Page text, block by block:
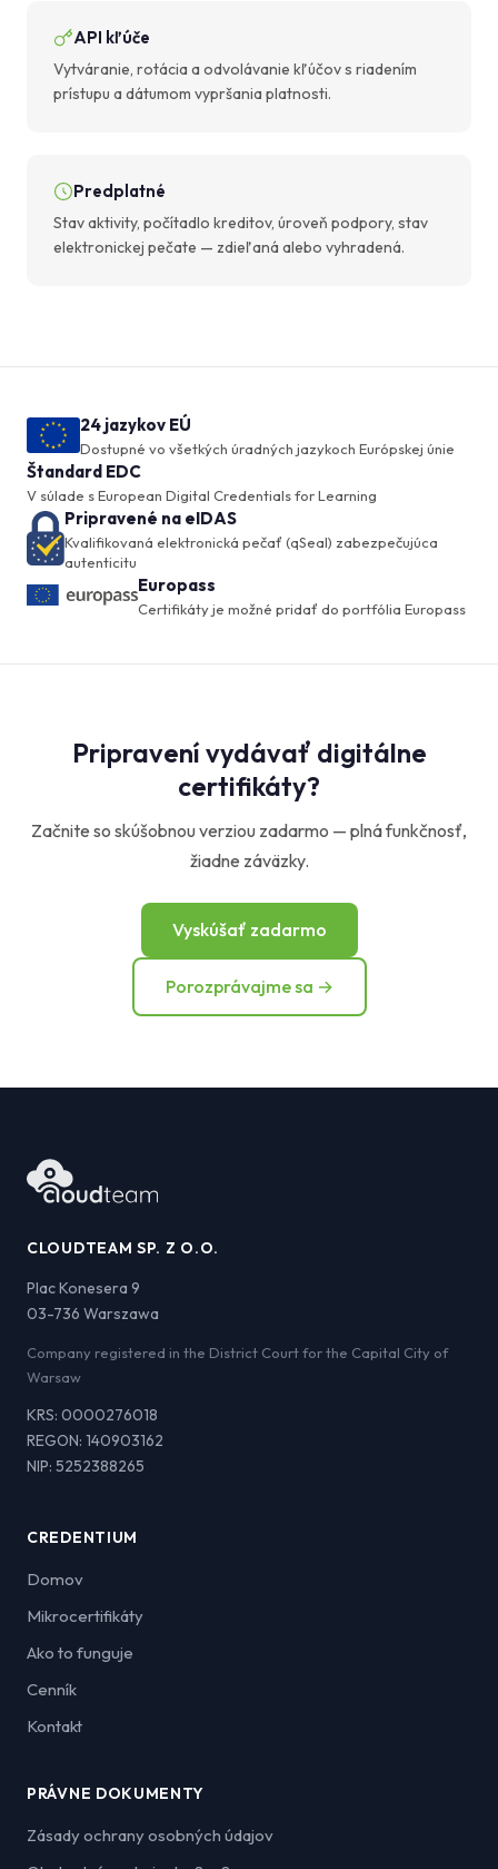
API kľúče
Vytváranie, rotácia a odvolávanie kľúčov s riadením
prístupu a dátumom vypršania platnosti.
Predplatné
Stav aktivity, počítadlo kreditov, úroveň podpory, stav
elektronickej pečate — zdieľaná alebo vyhradená.
24 jazykov EÚ
Dostupné vo všetkých úradných jazykoch Európskej únie
Štandard EDC
V súlade s European Digital Credentials for Learning
Pripravené na eIDAS
Kvalifikovaná elektronická pečať (qSeal) zabezpečujúca
autenticitu
Europass
Certifikáty je možné pridať do portfólia Europass
Pripravení vydávať digitálne
certifikáty?
Začnite so skúšobnou verziou zadarmo — plná funkčnosť,
žiadne záväzky.
Vyskúšať zadarmo
Porozprávajme sa →
CLOUDTEAM SP. Z O.O.
Plac Konesera 9
03-736 Warszawa
Company registered in the District Court for the Capital City of
Warsaw
KRS: 0000276018
REGON: 140903162
NIP: 5252388265
CREDENTIUM
Domov
Mikrocertifikáty
Ako to funguje
Cenník
Kontakt
PRÁVNE DOKUMENTY
Zásady ochrany osobných údajov